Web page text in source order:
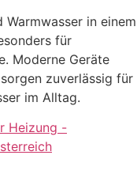
in einem
für
Moderne Geräte
zuverlässig für
im Alltag.